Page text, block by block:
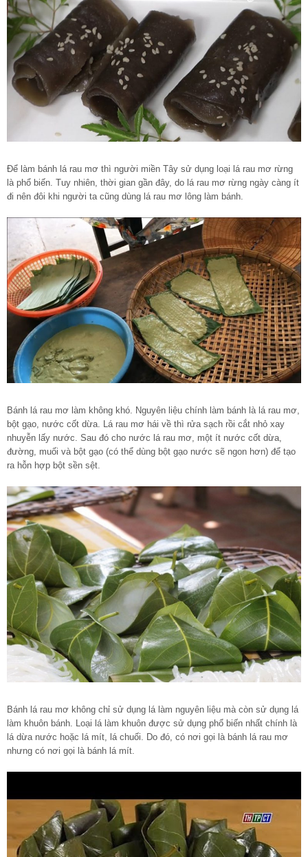
Để làm bánh lá rau mơ thì người miền Tây sử dụng loại lá rau mơ rừng
là phổ biến. Tuy nhiên, thời gian gần đây, do lá rau mơ rừng ngày càng ít
đi nên đôi khi người ta cũng dùng lá rau mơ lông làm bánh.
Bánh lá rau mơ làm không khó. Nguyên liệu chính làm bánh là lá rau mơ,
bột gạo, nước cốt dừa. Lá rau mơ hái về thì rửa sạch rồi cắt nhỏ xay
nhuyễn lấy nước. Sau đó cho nước lá rau mơ, một ít nước cốt dừa,
đường, muối và bột gạo (có thể dùng bột gạo nước sẽ ngon hơn) để tạo
ra hỗn hợp bột sền sệt.
Bánh lá rau mơ không chỉ sử dụng lá làm nguyên liệu mà còn sử dụng lá
làm khuôn bánh. Loại lá làm khuôn được sử dụng phổ biến nhất chính là
lá dừa nước hoặc lá mít, lá chuối. Do đó, có nơi gọi là bánh lá rau mơ
nhưng có nơi gọi là bánh lá mít.